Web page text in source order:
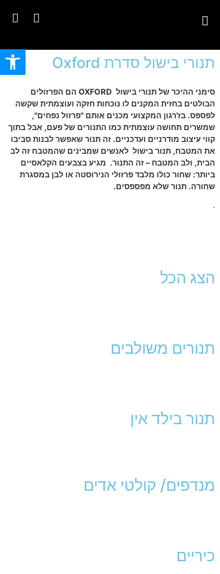
תנורי בישול סדרת Oxford
סימני ההיכר של תנורי בישול OXFORD הם הפרזולים
הבולטים בחזית המקנים לו נוכחות חזקה ועוצמתית שקשה
לפספס. בז'רגון המקצועי מכנים אותם "פרזול נפחים",
שמשרים תחושה עוצמתית כמו התנורים של פעם, אבל בתוך
קווי עיצוב מודרניים ועדכניים. זה תנור שאפשר לבנות סביבו
את המטבח, תנור בישול לאנשים שמבינים שהמטבח זה לב
הבית, ולב המטבח – זה התנור. מגיע בצבעים הקלאסיים
ביותר: שחור כולו מלבד פרזולי הנירוסטה או לבן במסגרת
שחורה. תנור שלא מפספסים.
.
הצג הכל
תנורים משולבים
תנור בילד אין
מנדפים/ קולטי אדים
כיריים